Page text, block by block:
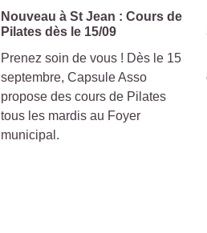
Nouveau à St Jean : Cours de
Pilates dès le 15/09
Prenez soin de vous ! Dès le 15
septembre, Capsule Asso
propose des cours de Pilates
tous les mardis au Foyer
municipal.